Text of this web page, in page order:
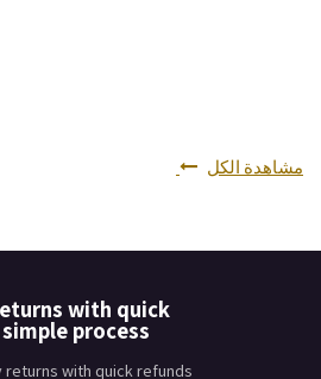
مشاهدة الكل
with quick
process
returns with quick refunds